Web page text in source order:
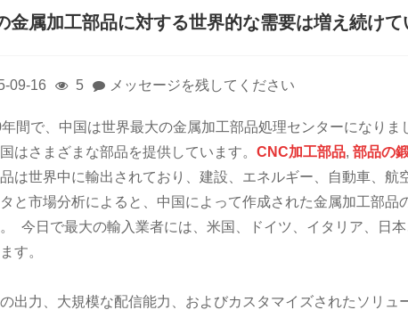
金属加工部品に対する世界的な需要は増え続けて
09-16 5 メッセージを残してください
間で、中国は世界最大の金属加工部品処理センターになり
はさまざまな部品を提供しています。 CNC加工部品, 部品の
は世界中に輸出されており、建設、エネルギー、自動車、
と市場分析によると、中国によって作成された金属加工部
今日で最大の輸入業者には、米国、ドイツ、イタリア、日
す。
出力、大規模な配信能力、およびカスタマイズされたソリ